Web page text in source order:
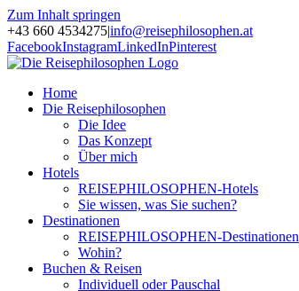
Zum Inhalt springen
+43 660 4534275|info@reisephilosophen.at
FacebookInstagramLinkedInPinterest
Home
Die Reisephilosophen
Die Idee
Das Konzept
Über mich
Hotels
REISEPHILOSOPHEN-Hotels
Sie wissen, was Sie suchen?
Destinationen
REISEPHILOSOPHEN-Destinationen
Wohin?
Buchen & Reisen
Individuell oder Pauschal